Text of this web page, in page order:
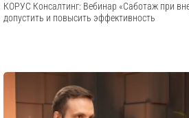
​КОРУС Консалтинг: Вебинар «Саботаж при
допустить и повысить эффективность